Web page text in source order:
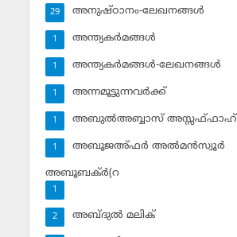
അനുഷ്ഠാനം-ലേഖനങ്ങള്‍
29
അന്ത്യകര്‍മങ്ങള്‍
1
അന്ത്യകര്‍മങ്ങള്‍-ലേഖനങ്ങള്‍
1
അന്നമൂട്ടുന്നവര്‍ക്ക്
1
അബുല്‍അബ്ബാസ് അസ്സഫ്ഫാഹ്‌
1
അബൂജഅ്ഫര്‍ അല്‍മന്‍സ്വൂര്‍
1
അബൂബക്ര്‍(റ
1
അബ്ദുല്‍ മലിക്‌
2